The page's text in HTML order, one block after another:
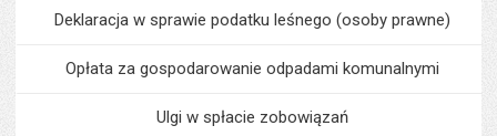
Deklaracja w sprawie podatku leśnego (osoby prawne)
Opłata za gospodarowanie odpadami komunalnymi
Ulgi w spłacie zobowiązań